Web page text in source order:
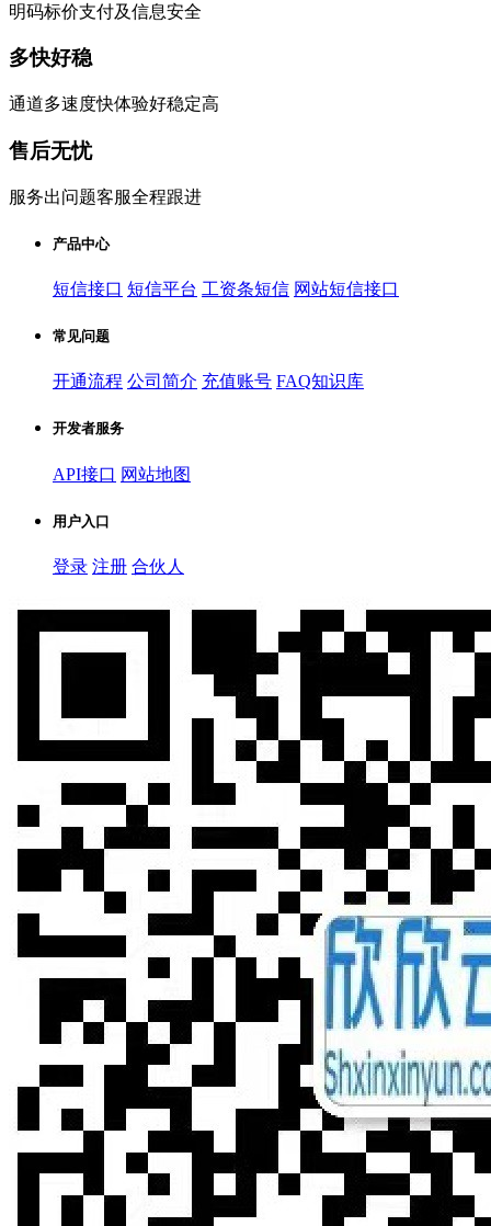
明码标价支付及信息安全
多快好稳
通道多速度快体验好稳定高
售后无忧
服务出问题客服全程跟进
产品中心
短信接口 短信平台 工资条短信 网站短信接口
常见问题
开通流程 公司简介 充值账号 FAQ知识库
开发者服务
API接口 网站地图
用户入口
登录 注册 合伙人